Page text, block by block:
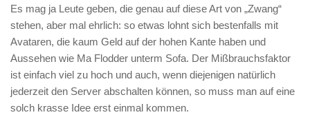
Es mag ja Leute geben, die genau auf diese Art von „Zwang“
stehen, aber mal ehrlich: so etwas lohnt sich bestenfalls mit
Avataren, die kaum Geld auf der hohen Kante haben und
Aussehen wie Ma Flodder unterm Sofa. Der Mißbrauchsfaktor
ist einfach viel zu hoch und auch, wenn diejenigen natürlich
jederzeit den Server abschalten können, so muss man auf eine
solch krasse Idee erst einmal kommen.